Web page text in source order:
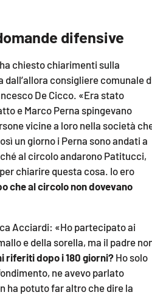
difensive
chiesto chiarimenti sulla
consigliere comunale
De Cicco. «Era stato
e Marco Perna spingevano
vicine a loro nella società
un giorno i Perna sono andati a
al circolo andarono Patitucci,
chiarire questa cosa. Io ero
che al circolo non dovevano
Acciardi: «Ho partecipato ai
e della sorella, ma il padre
riferiti dopo i 180 giorni? Ho solo
ne avevo parlato
ha potuto far altro che dire la